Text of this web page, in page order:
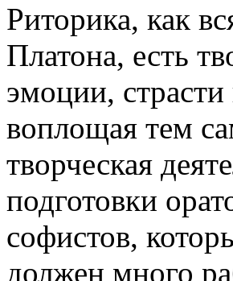
Риторика, как
Платона, есть
эмоции,
воплощая тем
творческая
подготовки
софистов,
должен много